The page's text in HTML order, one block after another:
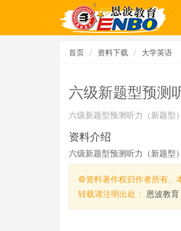
首页 资料下载 大学英语
六级新题型预测
六级新题型预测听力（新题型）
资料介绍
六级新题型预测听力（新题型）
©资料著作权归作者所有。
转载请注明出处： 恩波教育